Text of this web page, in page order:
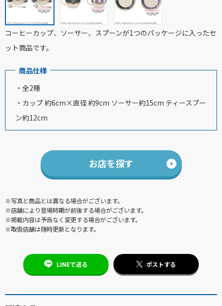
コーヒーカップ、ソーサー、スプーンが1つのパッケージに入ったセ
ット商品です。
商品仕様
・全2種
・カップ 約6cm×直径 約9cm ソーサー約15cm ティースプー
ン約12cm
お店を探す
※写真と商品とは異なる場合がございます。
※店舗により登場時期が前後する場合がございます。
※掲載内容は予告なく変更する場合がございます。
※取扱店舗は随時更新となります。
LINEで送る ポストする